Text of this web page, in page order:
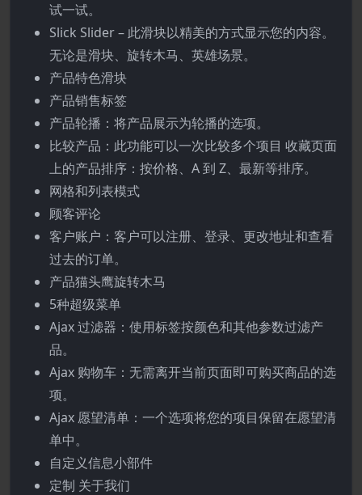
试一试。
Slick Slider – 此滑块以精美的方式显示您的内容。
无论是滑块、旋转木马、英雄场景。
产品特色滑块
产品销售标签
产品轮播：将产品展示为轮播的选项。
比较产品：此功能可以一次比较多个项目 收藏页面
上的产品排序：按价格、A 到 Z、最新等排序。
网格和列表模式
顾客评论
客户账户：客户可以注册、登录、更改地址和查看
过去的订单。
产品猫头鹰旋转木马
5种超级菜单
Ajax 过滤器：使用标签按颜色和其他参数过滤产
品。
Ajax 购物车：无需离开当前页面即可购买商品的选
项。
Ajax 愿望清单：一个选项将您的项目保留在愿望清
单中。
自定义信息小部件
定制 关于我们